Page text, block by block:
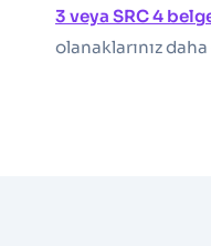
3 veya SRC 4
olanaklarınız